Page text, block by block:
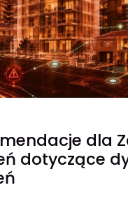
dla
dotyczące